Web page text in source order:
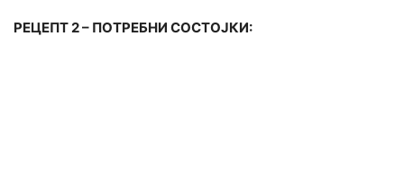
РЕЦЕПТ 2 – ПОТРЕБНИ СОСТОЈКИ: